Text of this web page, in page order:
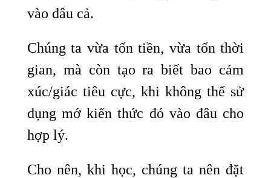
vào đâu cả.
Chúng ta vừa tốn tiền, vừa tốn thời
gian, mà còn tạo ra biết bao cảm
xúc/giác tiêu cực, khi không thể sử
dụng mớ kiến thức đó vào đâu cho
hợp lý.
Cho nên, khi học, chúng ta nên đặt